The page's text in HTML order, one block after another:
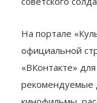
фронтовым
На портале
официальной
«ВКонтакте»